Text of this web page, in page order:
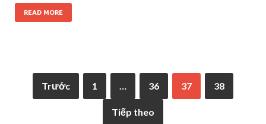
READ MORE
Trước 1 … 36 37 38
Tiếp theo